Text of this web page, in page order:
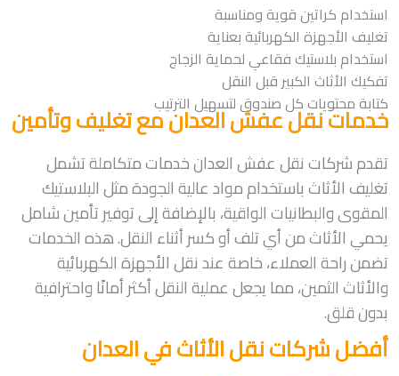
استخدام كراتين قوية ومناسبة
تغليف الأجهزة الكهربائية بعناية
استخدام بلاستيك فقاعي لحماية الزجاج
تفكيك الأثاث الكبير قبل النقل
كتابة محتويات كل صندوق لتسهيل الترتيب
خدمات نقل عفش العدان مع تغليف وتأمين
تقدم شركات نقل عفش العدان خدمات متكاملة تشمل
تغليف الأثاث باستخدام مواد عالية الجودة مثل البلاستيك
المقوى والبطانيات الواقية، بالإضافة إلى توفير تأمين شامل
يحمي الأثاث من أي تلف أو كسر أثناء النقل. هذه الخدمات
تضمن راحة العملاء، خاصة عند نقل الأجهزة الكهربائية
والأثاث الثمين، مما يجعل عملية النقل أكثر أمانًا واحترافية
بدون قلق.
أفضل شركات نقل الأثاث في العدان